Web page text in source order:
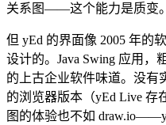
关系图——这个能力是质变。
但 yEd 的界面像 2005 年的
设计的。Java Swing 应用，
的上古企业软件味道。没有
的浏览器版本（yEd Live 存
图的体验也不如